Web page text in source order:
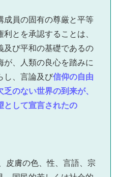
員の固有の尊厳と平等
とを承認することは、
及び平和の基礎であるの
が、人類の良心を踏みに
し、言論及び信仰の自由
のない世界の到来が、
として宣言されたの
膚の色、性、言語、宗